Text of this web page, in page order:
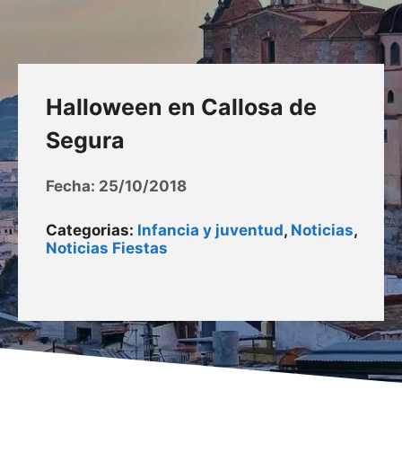
Halloween en Callosa de
Segura
Fecha: 25/10/2018
Categorias: Infancia y juventud, Noticias,
Noticias Fiestas